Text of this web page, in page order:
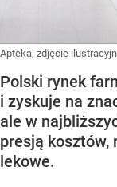
Apteka, zdjęcie
Polski rynek
i zyskuje na
ale w
presją kosztów,
lekowe.